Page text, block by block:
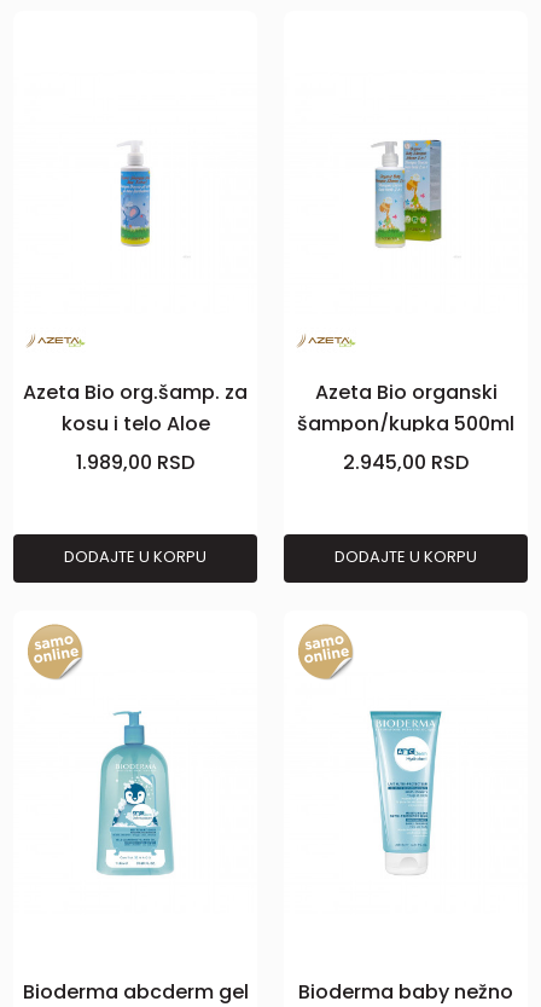
Azeta Bio org.šamp. za
kosu i telo Aloe
Vera500ml
1.989,00 RSD
DODAJTE U KORPU
Azeta Bio organski
šampon/kupka 500ml
2.945,00 RSD
DODAJTE U KORPU
Bioderma abcderm gel
Bioderma baby nežno